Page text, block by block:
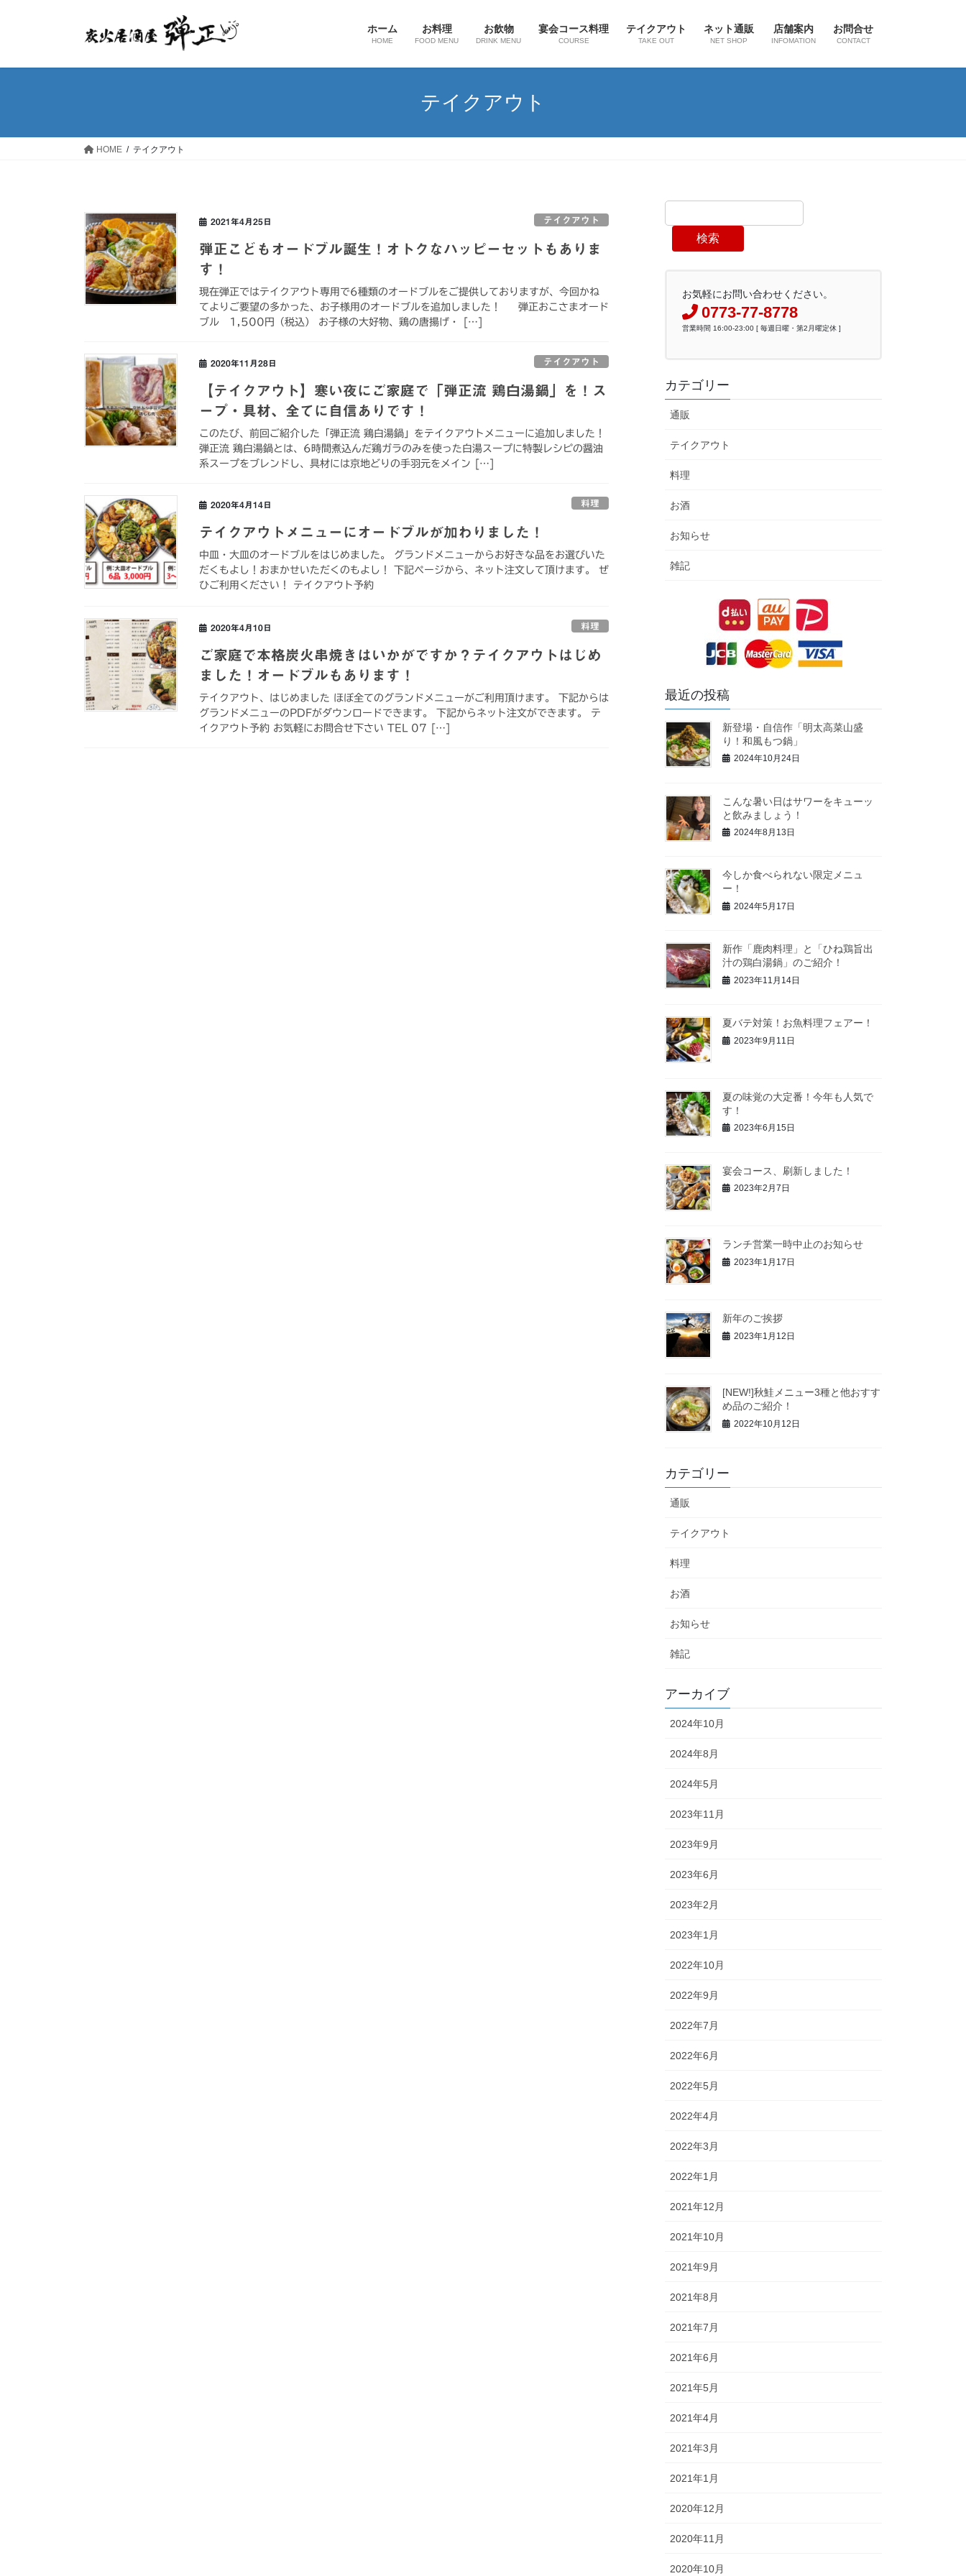
ホーム
HOME
お料理
FOOD MENU
お飲物
DRINK MENU
宴会コース料理
COURSE
テイクアウト
TAKE OUT
ネット通販
NET SHOP
店舗案内
INFOMATION
お問合せ
CONTACT
テイクアウト
HOME テイクアウト
2021年4月25日 テイクアウト
弾正こどもオードブル誕生！オトクなハッピーセットもありま
す！
現在弾正ではテイクアウト専用で6種類のオードブルをご提供しておりますが、今回かね
てよりご要望の多かった、お子様用のオードブルを追加しました！ 弾正おこさまオード
ブル 1,500円（税込） お子様の大好物、鶏の唐揚げ・ […]
2020年11月28日 テイクアウト
【テイクアウト】寒い夜にご家庭で「弾正流 鶏白湯鍋」を！ス
ープ・具材、全てに自信ありです！
このたび、前回ご紹介した「弾正流 鶏白湯鍋」をテイクアウトメニューに追加しました！
弾正流 鶏白湯鍋とは、6時間煮込んだ鶏ガラのみを使った白湯スープに特製レシピの醤油
系スープをブレンドし、具材には京地どりの手羽元をメイン […]
2020年4月14日 料理
テイクアウトメニューにオードブルが加わりました！
中皿・大皿のオードブルをはじめました。 グランドメニューからお好きな品をお選びいた
だくもよし！おまかせいただくのもよし！ 下記ページから、ネット注文して頂けます。 ぜ
ひご利用ください！ テイクアウト予約
2020年4月10日 料理
ご家庭で本格炭火串焼きはいかがですか？テイクアウトはじめ
ました！オードブルもあります！
テイクアウト、はじめました ほぼ全てのグランドメニューがご利用頂けます。 下記からは
グランドメニューのPDFがダウンロードできます。 下記からネット注文ができます。 テ
イクアウト予約 お気軽にお問合せ下さい TEL 07 […]
検索
お気軽にお問い合わせください。
0773-77-8778
営業時間 16:00-23:00 [ 毎週日曜・第2月曜定休 ]
カテゴリー
通販
テイクアウト
料理
お酒
お知らせ
雑記
最近の投稿
新登場・自信作「明太高菜山盛
り！和風もつ鍋」
2024年10月24日
こんな暑い日はサワーをキューッ
と飲みましょう！
2024年8月13日
今しか食べられない限定メニュ
ー！
2024年5月17日
新作「鹿肉料理」と「ひね鶏旨出
汁の鶏白湯鍋」のご紹介！
2023年11月14日
夏バテ対策！お魚料理フェアー！
2023年9月11日
夏の味覚の大定番！今年も人気で
す！
2023年6月15日
宴会コース、刷新しました！
2023年2月7日
ランチ営業一時中止のお知らせ
2023年1月17日
新年のご挨拶
2023年1月12日
[NEW!]秋鮭メニュー3種と他おすす
め品のご紹介！
2022年10月12日
カテゴリー
通販
テイクアウト
料理
お酒
お知らせ
雑記
アーカイブ
2024年10月
2024年8月
2024年5月
2023年11月
2023年9月
2023年6月
2023年2月
2023年1月
2022年10月
2022年9月
2022年7月
2022年6月
2022年5月
2022年4月
2022年3月
2022年1月
2021年12月
2021年10月
2021年9月
2021年8月
2021年7月
2021年6月
2021年5月
2021年4月
2021年3月
2021年1月
2020年12月
2020年11月
2020年10月